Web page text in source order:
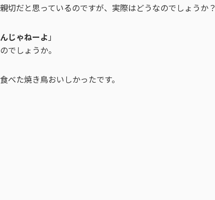
切だと思っているのですが、実際はどうなのでしょうか？
じゃねーよ 」
でしょうか。
べた焼き鳥おいしかったです。